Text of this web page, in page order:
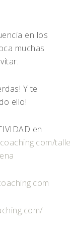
en los
muchas
Y te
ello!
en